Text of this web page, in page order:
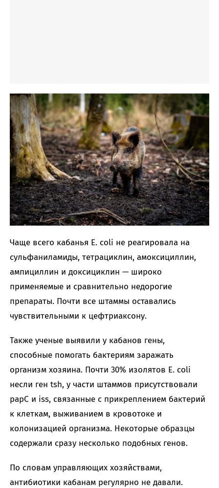
Чаще всего кабанья E. coli не реагировала на
сульфаниламиды, тетрациклин, амоксициллин,
ампициллин и доксициклин — широко
применяемые и сравнительно недорогие
препараты. Почти все штаммы оставались
чувствительными к цефтриаксону.
Также ученые выявили у кабанов гены,
способные помогать бактериям заражать
организм хозяина. Почти 30% изолятов E. coli
несли ген tsh, у части штаммов присутствовали
papC и iss, связанные с прикреплением бактерий
к клеткам, выживанием в кровотоке и
колонизацией организма. Некоторые образцы
содержали сразу несколько подобных генов.
По словам управляющих хозяйствами,
антибиотики кабанам регулярно не давали.